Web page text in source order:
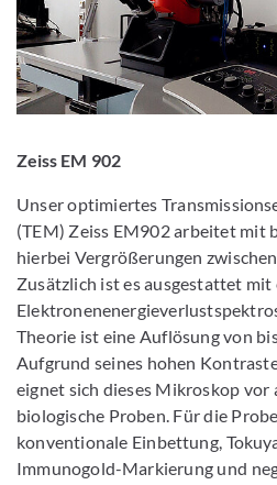
Zeiss EM 902
Unser optimiertes
(TEM) Zeiss EM902 arbeitet mit
hierbei Vergrößerungen
Zusätzlich ist es ausgestattet
Theorie ist eine Auflösung von
Aufgrund seines hohen
eignet sich dieses Mikroskop vor
biologische Proben. Für die
konventionale Einbettung,
Immunogold-Markierung und